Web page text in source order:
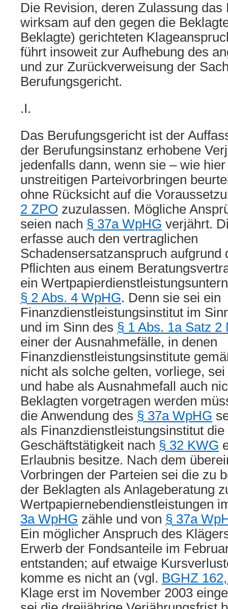
Die Revision, deren Zulassung das
wirksam auf den gegen die
Beklagte) gerichteten
führt insoweit zur Aufhebung des
und zur Zurückverweisung der
Berufungsgericht.
.I.
Das Berufungsgericht ist der
der Berufungsinstanz erhobene
jedenfalls dann, wenn sie – wie
unstreitigen Parteivorbringen
ohne Rücksicht auf die
2 ZPO zuzulassen. Mögliche
seien nach § 37a WpHG verjährt.
erfasse auch den vertraglichen
Schadensersatzanspruch aufgrund
Pflichten aus einem
ein
§ 2 Abs. 4 WpHG. Denn sie sei ein
Finanzdienstleistungsinstitut im
und im Sinn des § 1 Abs. 1a Satz 2
einer der Ausnahmefälle, in denen
Finanzdienstleistungsinstitute
nicht als solche gelten, vorliege,
und habe als Ausnahmefall auch
Beklagten vorgetragen werden
die Anwendung des § 37a WpHG
als Finanzdienstleistungsinstitut
Geschäftstätigkeit nach § 32 KWG
Erlaubnis besitze. Nach dem
Vorbringen der Parteien sei die zu
der Beklagten als Anlageberatung
Wertpapiernebendienstleistungen
3a WpHG zähle und von § 37a
Ein möglicher Anspruch des
Erwerb der Fondsanteile im
entstanden; auf etwaige
komme es nicht an (vgl. BGHZ
Klage erst im November 2003